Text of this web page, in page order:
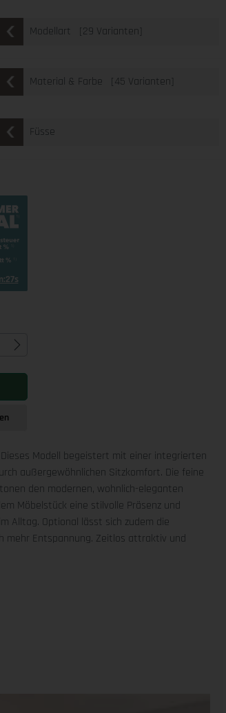
Modellart [29 Varianten]
Material & Farbe [45 Varianten]
Füsse
Modell begeistert mit einer integrierten
außergewöhnlichen Sitzkomfort. Die feine
den modernen, wohnlich-eleganten
Möbelstück eine stilvolle Präsenz und
Alltag. Optional lässt sich zudem die
mehr Entspannung. Zeitlos attraktiv und